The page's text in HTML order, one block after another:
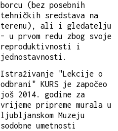
borcu (bez posebnih
tehničkih sredstava na
terenu), ali i gledatelju
– u prvom redu zbog svoje
reproduktivnosti i
jednostavnosti.
Istraživanje "Lekcije o
odbrani" KURS je započeo
još 2014. godine za
vrijeme pripreme murala u
ljubljanskom Muzeju
sodobne umetnosti